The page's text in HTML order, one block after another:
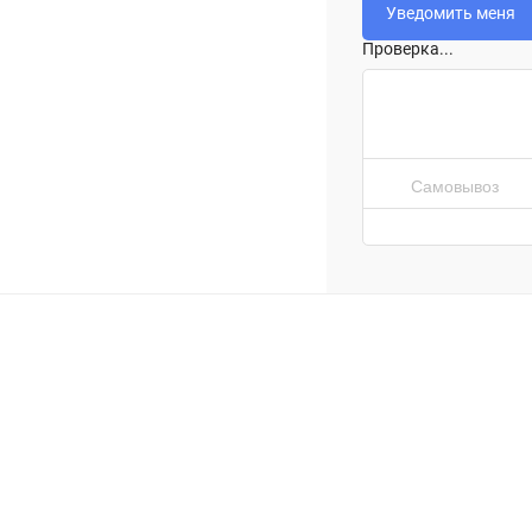
Проверка...
Самовывоз